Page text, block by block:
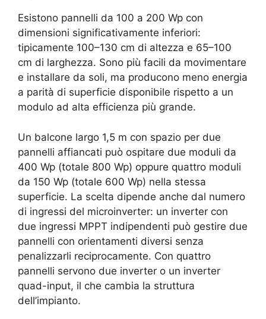
Esistono pannelli da 100 a 200 Wp con
dimensioni significativamente inferiori:
tipicamente 100–130 cm di altezza e 65–100
cm di larghezza. Sono più facili da movimentare
e installare da soli, ma producono meno energia
a parità di superficie disponibile rispetto a un
modulo ad alta efficienza più grande.
Un balcone largo 1,5 m con spazio per due
pannelli affiancati può ospitare due moduli da
400 Wp (totale 800 Wp) oppure quattro moduli
da 150 Wp (totale 600 Wp) nella stessa
superficie. La scelta dipende anche dal numero
di ingressi del microinverter: un inverter con
due ingressi MPPT indipendenti può gestire due
pannelli con orientamenti diversi senza
penalizzarli reciprocamente. Con quattro
pannelli servono due inverter o un inverter
quad-input, il che cambia la struttura
dell’impianto.